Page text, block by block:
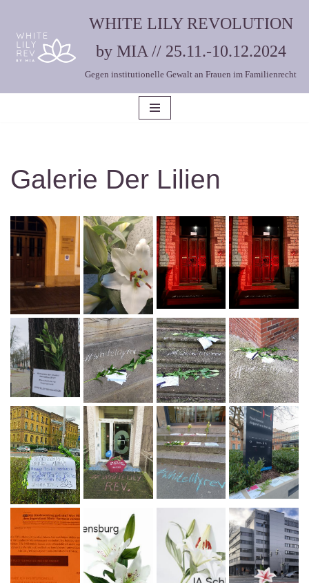
Zum
Inhalt
WHITE LILY REVOLUTION
by MIA // 25.11.-10.12.2024
Gegen institutionelle Gewalt an Frauen im Familienrecht
Galerie Der Lilien